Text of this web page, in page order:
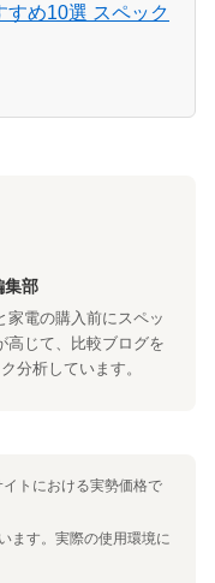
め10選 スペック
集部
家電の購入前にスペッ
高じて、比較ブログを
分析しています。
トにおける実勢価格で
ます。実際の使用環境に